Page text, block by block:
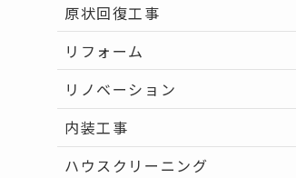
原状回復工事
リフォーム
リノベーション
内装工事
ハウスクリーニング